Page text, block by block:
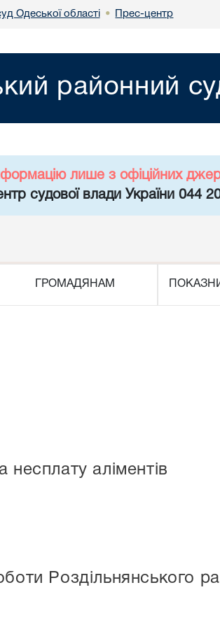
Одеської області • Прес-центр
районний
лише з офіційних
судової влади України 044
ГРОМАДЯНАМ
несплату аліментів
Роздільнянського